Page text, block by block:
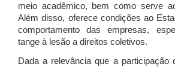
meio acadêmico, bem como serve
Além disso, oferece condições ao
comportamento das empresas,
tange à lesão a direitos coletivos.
Dada a relevância que a participação